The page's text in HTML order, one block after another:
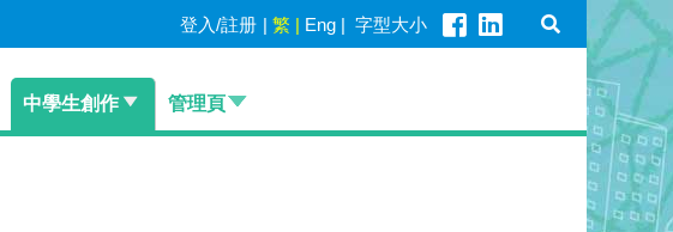
登入/註册 | 繁 | Eng | 字型大小
中學生創作 管理頁